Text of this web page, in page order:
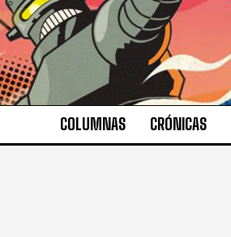
COLUMNAS CRÓNICAS